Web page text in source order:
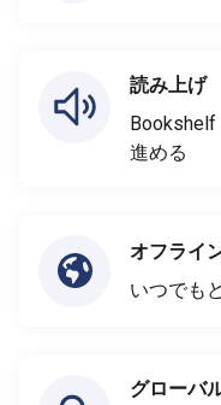
読み上げ
Bookshelf
進める
オフライ
いつでも
グローバ